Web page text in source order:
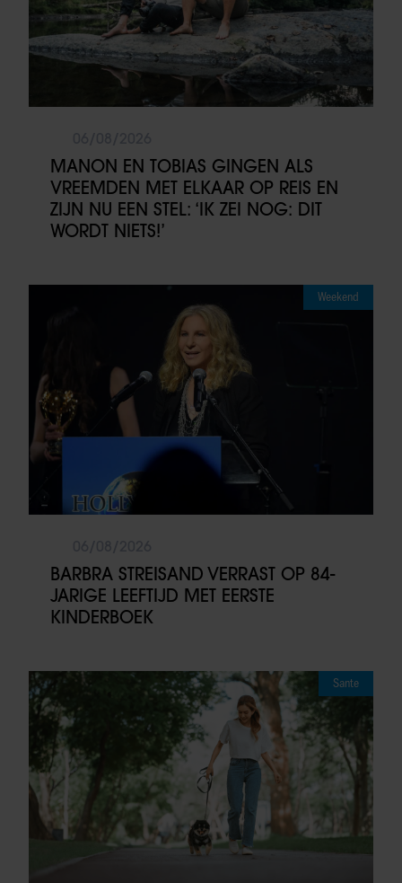
MANON EN TOBIAS GINGEN ALS
VREEMDEN MET ELKAAR OP REIS EN
ZIJN NU EEN STEL: ‘IK ZEI NOG: DIT
WORDT NIETS!’
Weekend
BARBRA STREISAND VERRAST OP 84-
JARIGE LEEFTIJD MET EERSTE
KINDERBOEK
Sante